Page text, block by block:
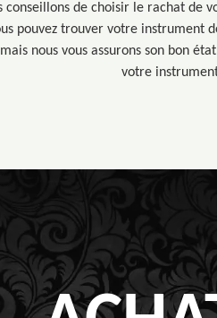
conseillons de choisir le rachat de
pouvez trouver votre
nous vous assurons son bon
votre